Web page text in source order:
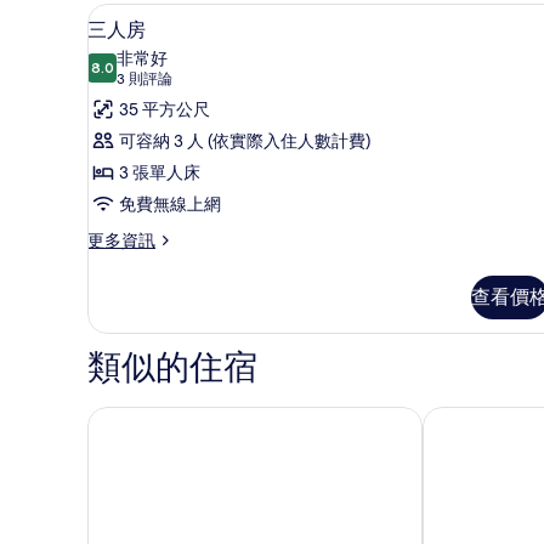
情
顯
示
三
人
房
的
所
有
10
三人房
8.08.0 分，滿分 10 分
非常好
3 則評論
(3
則
評
論)
35 平方公尺
可容納 3 人 (依實際入住人數計費)
3 張單人床
免費無線上網
更多資訊
更
房
的
詳
情
查看價
類似的住宿
弗里肯海灘飯店 - 貝斯特韋斯特精選修爾住宿布羅比嘎斯吉